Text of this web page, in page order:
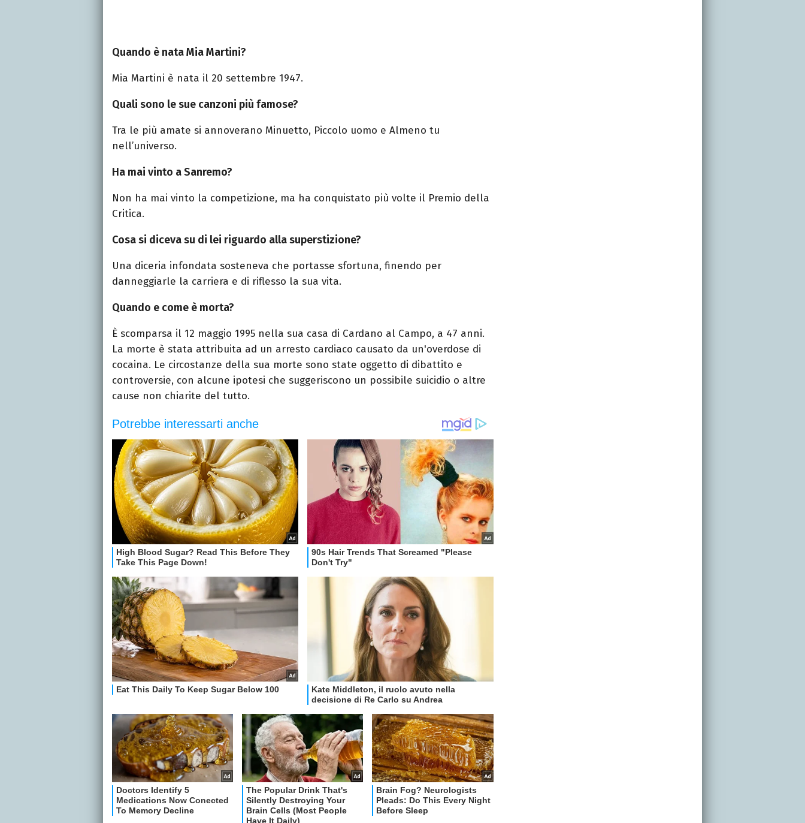
Quando è nata Mia Martini?
Mia Martini è nata il 20 settembre 1947.
Quali sono le sue canzoni più famose?
Tra le più amate si annoverano Minuetto, Piccolo uomo e Almeno tu
nell’universo.
Ha mai vinto a Sanremo?
Non ha mai vinto la competizione, ma ha conquistato più volte il Premio della
Critica.
Cosa si diceva su di lei riguardo alla superstizione?
Una diceria infondata sosteneva che portasse sfortuna, finendo per
danneggiarle la carriera e di riflesso la sua vita.
Quando e come è morta?
È scomparsa il 12 maggio 1995 nella sua casa di Cardano al Campo, a 47 anni.
La morte è stata attribuita ad un arresto cardiaco causato da un'overdose di
cocaina. Le circostanze della sua morte sono state oggetto di dibattito e
controversie, con alcune ipotesi che suggeriscono un possibile suicidio o altre
cause non chiarite del tutto.